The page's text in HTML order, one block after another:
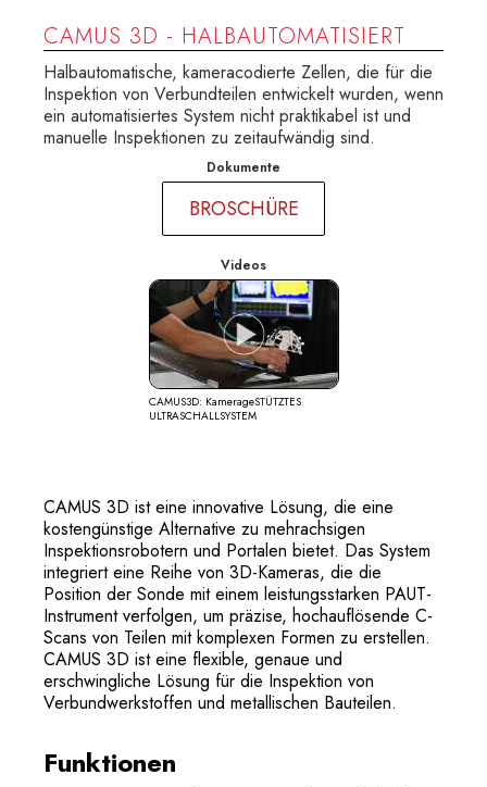
CAMUS 3D - HALBAUTOMATISIERT
Halbautomatische, kameracodierte Zellen, die für die
Inspektion von Verbundteilen entwickelt wurden, wenn
ein automatisiertes System nicht praktikabel ist und
manuelle Inspektionen zu zeitaufwändig sind.
Dokumente
BROSCHÜRE
Videos
CAMUS3D: KamerageSTÜTZTES
ULTRASCHALLSYSTEM
CAMUS 3D ist eine innovative Lösung, die eine
kostengünstige Alternative zu mehrachsigen
Inspektionsrobotern und Portalen bietet. Das System
integriert eine Reihe von 3D-Kameras, die die
Position der Sonde mit einem leistungsstarken PAUT-
Instrument verfolgen, um präzise, hochauflösende C-
Scans von Teilen mit komplexen Formen zu erstellen.
CAMUS 3D ist eine flexible, genaue und
erschwingliche Lösung für die Inspektion von
Verbundwerkstoffen und metallischen Bauteilen.
Funktionen